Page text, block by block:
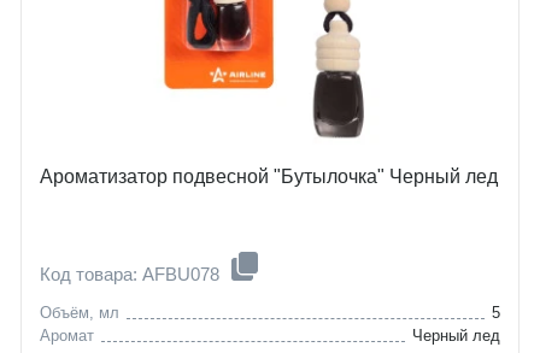
Ароматизатор подвесной "Бутылочка" Черный лед
Код товара: AFBU078
Объём, мл
5
Аромат
Черный лед